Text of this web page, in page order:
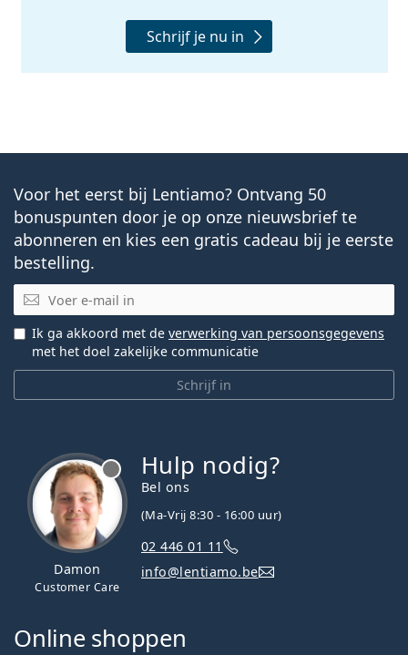
Schrijf je nu in
Voor het eerst bij Lentiamo? Ontvang 50
bonuspunten door je op onze nieuwsbrief te
abonneren en kies een gratis cadeau bij je eerste
bestelling.
E-mail
Schrijf in
Ik ga akkoord met de verwerking van persoonsgegevens
met het doel zakelijke communicatie
Damon
Customer Care
Hulp nodig?
Bel ons
(Ma-Vrij 8:30 - 16:00 uur)
02 446 01 11
info@lentiamo.be
Online shoppen